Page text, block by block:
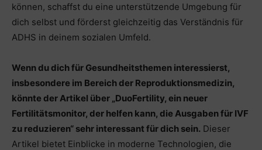
können, schaffst du eine unterstützende Umgebung für
dich selbst und förderst gleichzeitig das Verständnis für
ADHS in deinem sozialen Umfeld.
Wenn du dich für Gesundheitsthemen interessierst,
insbesondere im Bereich der Reproduktionsmedizin,
könnte der Artikel über „DuoFertility, ein neuer
Fertilitätsmonitor, der helfen kann, die Ausgaben für IVF
zu reduzieren“ sehr interessant für dich sein. Dieser
Artikel bietet Einblicke in moderne Technologien, die